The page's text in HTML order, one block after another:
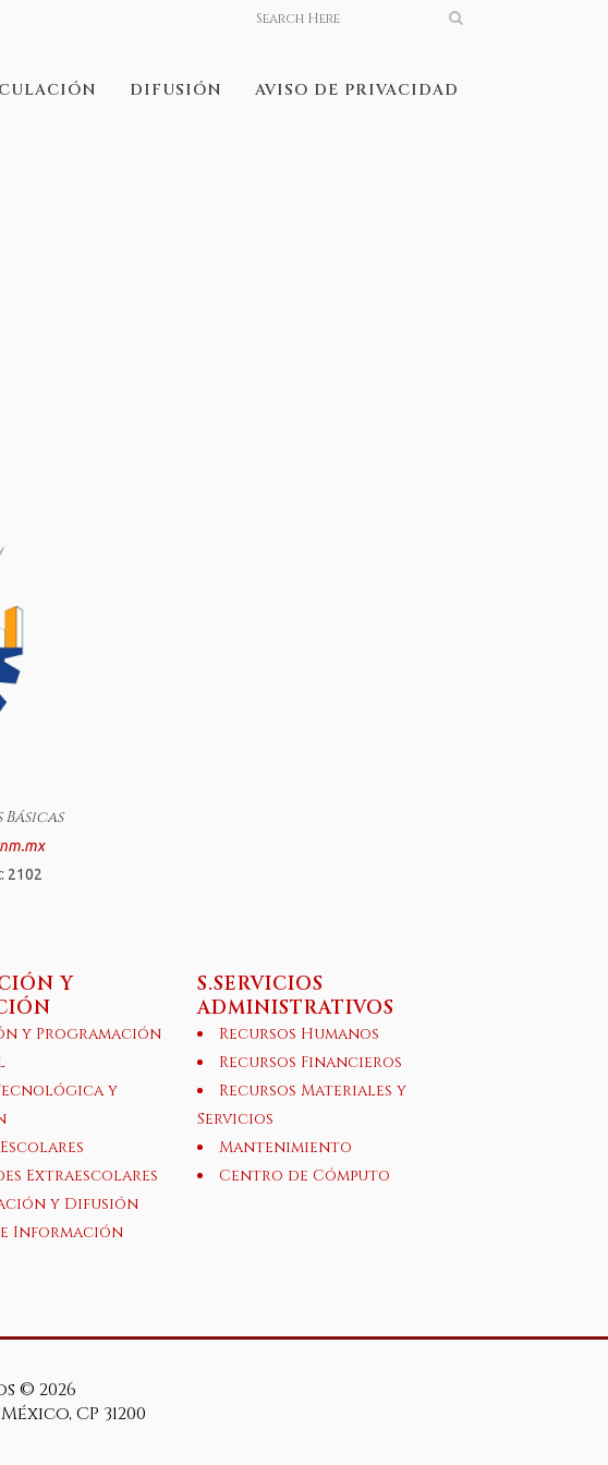
DIFUSIÓN AVISO DE PRIVACIDAD
2102
Y
y Programación
y
Extraescolares
y Difusión
Información
S.SERVICIOS
ADMINISTRATIVOS
Recursos Humanos
Recursos Financieros
Recursos Materiales y
Servicios
Mantenimiento
Centro de Cómputo
© 2026
CP 31200